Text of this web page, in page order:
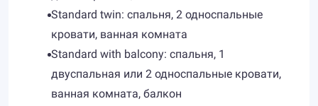
Standard twin: спальня, 2 односпальные
кровати, ванная комната
Standard with balcony: спальня, 1
двуспальная или 2 односпальные кровати,
ванная комната, балкон